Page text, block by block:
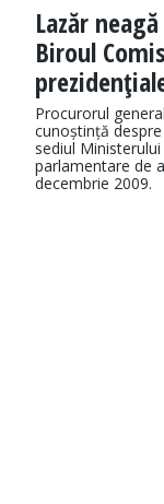
Lazăr
Biroul
Procurorul
cunoștință
sediul
parlamentare de
decembrie 2009.